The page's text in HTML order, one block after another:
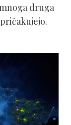
druga